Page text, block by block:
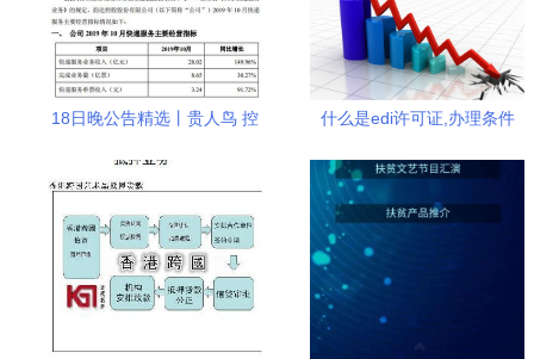
18日晚公告精选丨贵人鸟 控
法拍卖
什么是edi许可证,办理条件